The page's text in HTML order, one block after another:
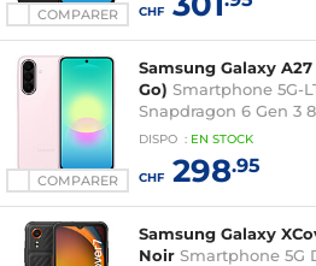
COMPARER CHF
COMPARER
Samsung Galaxy A27
Go) Smartphone 5G-
Snapdragon 6 Gen 3
Ecran tactile Super
2340 - 128 Go -
Android 16
DISPO : EN STOCK
CHF298.95
Samsung Galaxy
Noir Smartphone 5G